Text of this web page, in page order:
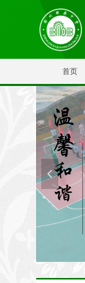
首页
넳